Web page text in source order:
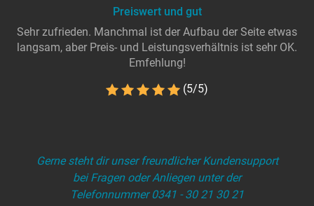
Preiswert und gut
Sehr zufrieden. Manchmal ist der Aufbau der Seite etwas
langsam, aber Preis- und Leistungsverhältnis ist sehr OK.
Emfehlung!
(5/5)
Gerne steht dir unser freundlicher Kundensupport
bei Fragen oder Anliegen unter der
Telefonnummer 0341 - 30 21 30 21